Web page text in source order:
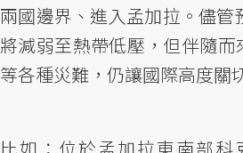
兩國邊界、進入孟加拉。儘管
將減弱至熱帶低壓，但伴隨
等各種災難，仍讓國際高度關